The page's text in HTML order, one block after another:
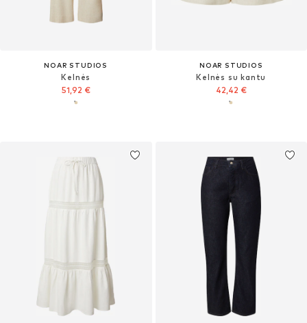
NOAR STUDIOS
Kelnės
51,92 €
NOAR STUDIOS
Kelnės su kantu
42,42 €